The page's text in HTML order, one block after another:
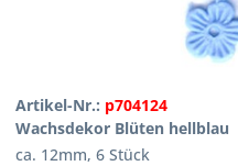
Artikel-Nr.: p704124
Wachsdekor Blüten hellblau
ca. 12mm, 6 Stück